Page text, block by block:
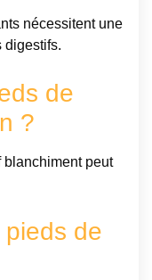
nécessitent une
digestifs.
de
?
blanchiment peut
de